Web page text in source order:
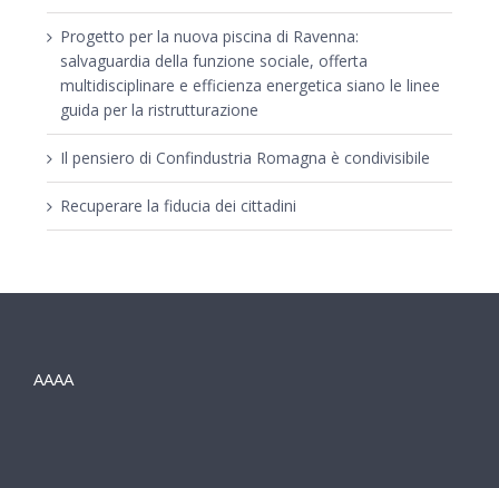
Progetto per la nuova piscina di Ravenna:
salvaguardia della funzione sociale, offerta
multidisciplinare e efficienza energetica siano le linee
guida per la ristrutturazione
Il pensiero di Confindustria Romagna è condivisibile
Recuperare la fiducia dei cittadini
AAAA